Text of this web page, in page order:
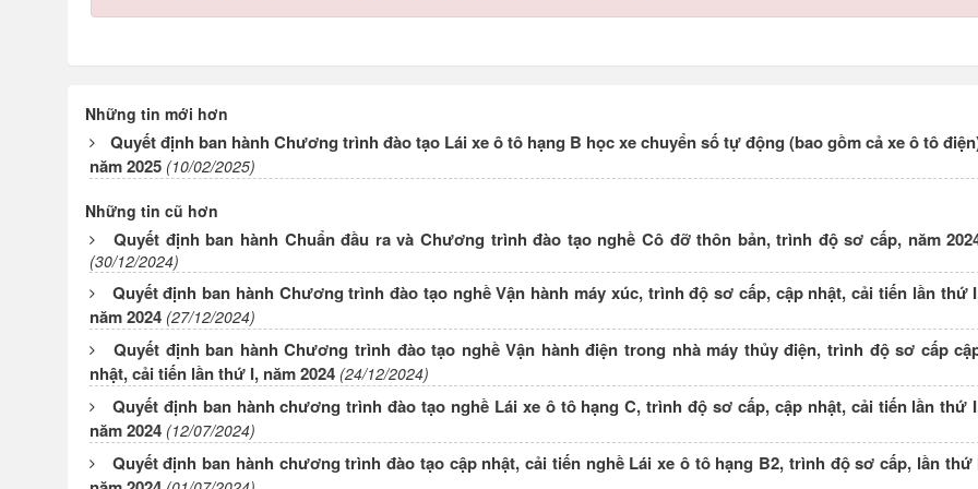
Những tin mới hơn
Quyết định ban hành Chương trình đào tạo Lái xe ô tô hạng B học xe chuyển số tự động (bao gồm cả xe ô tô
năm 2025 (10/02/2025)
Những tin cũ hơn
Quyết định ban hành Chuẩn đầu ra và Chương trình đào tạo nghề Cô đỡ thôn bản, trình độ sơ cấp, năm
(30/12/2024)
Quyết định ban hành Chương trình đào tạo nghề Vận hành máy xúc, trình độ sơ cấp, cập nhật, cải tiến lần thứ
năm 2024 (27/12/2024)
Quyết định ban hành Chương trình đào tạo nghề Vận hành điện trong nhà máy thủy điện, trình độ sơ cấp
nhật, cải tiến lần thứ I, năm 2024 (24/12/2024)
Quyết định ban hành chương trình đào tạo nghề Lái xe ô tô hạng C, trình độ sơ cấp, cập nhật, cải tiến lần thứ
năm 2024 (12/07/2024)
Quyết định ban hành chương trình đào tạo cập nhật, cải tiến nghề Lái xe ô tô hạng B2, trình độ sơ cấp, lần thứ